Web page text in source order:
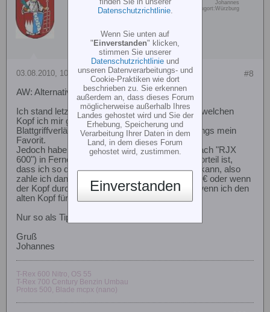
Member
Johannes
Wohn/Flugort:Würzburg
#8
03.08.2010, 10:18
AW: Alternativen FBL Kopf RJX, Align
Ich stand letzte Woche vor der gleichen Frage, welchen
Kopf ich mir gönne. Den Original-Kopf mit den
Blattgriffverlängerungen "upzugraden" war anfangs mein
Favorit.
Jedoch habe ich mir jetzt bei ebay (such mal nach "RJX
600") in Fernost einen RJX-Kopf bestellt. Der Vorteil ist,
dass ich so den alten Kopf komplett verkaufen kann, also
zahle ich dann effektiv irgendwas um die 30-40 € oder wenn
der Kopf durch den Zoll geht nur 10 - 20 Euro, wenn ich den
alten Kopf für 60-70 € los werde.
Nur so als Tip bzw. Option.
Gruß
Johannes
T-Rex 600 Nitro, OS 55
T-Rex 700 Century Benzin Umbau
Protos 500, Blade mcpx (nano)
Datenschutzrichtlinie.
Wenn Sie unten auf
"Einverstanden" klicken,
stimmen Sie unserer
Datenschutzrichtlinie und
unseren Datenverarbeitungs- und
Cookie-Praktiken wie dort
beschrieben zu. Sie erkennen
außerdem an, dass dieses Forum
möglicherweise außerhalb Ihres
Landes gehostet wird und Sie der
Erhebung, Speicherung und
Verarbeitung Ihrer Daten in dem
Land, in dem dieses Forum
gehostet wird, zustimmen.
Einverstanden